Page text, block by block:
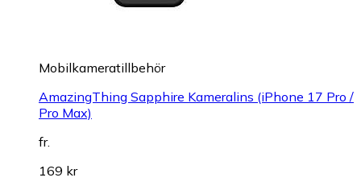
Mobilkameratillbehör
AmazingThing Sapphire Kameralins (iPhone 17 Pro /
Pro Max)
fr.
169 kr